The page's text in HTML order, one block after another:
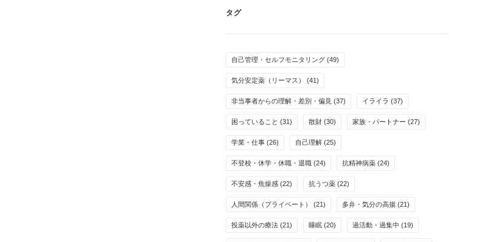
タグ
自己管理・セルフモニタリング (49)
気分安定薬（リーマス） (41)
非当事者からの理解・差別・偏見 (37) イライラ (37)
困っていること (31) 散財 (30) 家族・パートナー (27)
学業・仕事 (26) 自己理解 (25)
不登校・休学・休職・退職 (24) 抗精神病薬 (24)
不安感・焦燥感 (22) 抗うつ薬 (22)
人間関係（プライベート） (21) 多弁・気分の高揚 (21)
投薬以外の療法 (21) 睡眠 (20) 過活動・過集中 (19)